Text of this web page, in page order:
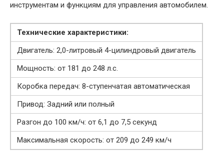
инструментам и функциям для управления автомобилем.
Технические характеристики:
Двигатель: 2,0-литровый 4-цилиндровый двигатель
Мощность: от 181 до 248 л.с.
Коробка передач: 8-ступенчатая автоматическая
Привод: Задний или полный
Разгон до 100 км/ч: от 6,1 до 7,5 секунд
Максимальная скорость: от 209 до 249 км/ч